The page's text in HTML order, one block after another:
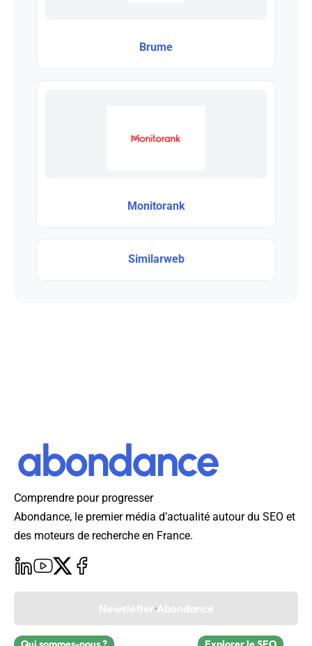
Brume
Monitorank
Similarweb
Comprendre pour progresser
Abondance, le premier média d’actualité autour du SEO et
des moteurs de recherche en France.
Newsletter Abondance